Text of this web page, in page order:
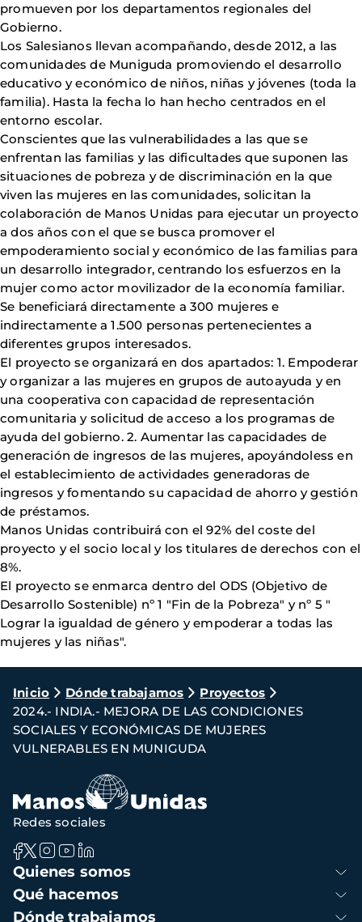
promueven por los departamentos regionales del
Gobierno.
Los Salesianos llevan acompañando, desde 2012, a las
comunidades de Muniguda promoviendo el desarrollo
educativo y económico de niños, niñas y jóvenes (toda la
familia). Hasta la fecha lo han hecho centrados en el
entorno escolar.
Conscientes que las vulnerabilidades a las que se
enfrentan las familias y las dificultades que suponen las
situaciones de pobreza y de discriminación en la que
viven las mujeres en las comunidades, solicitan la
colaboración de Manos Unidas para ejecutar un proyecto
a dos años con el que se busca promover el
empoderamiento social y económico de las familias para
un desarrollo integrador, centrando los esfuerzos en la
mujer como actor movilizador de la economía familiar.
Se beneficiará directamente a 300 mujeres e
indirectamente a 1.500 personas pertenecientes a
diferentes grupos interesados.
El proyecto se organizará en dos apartados: 1. Empoderar
y organizar a las mujeres en grupos de autoayuda y en
una cooperativa con capacidad de representación
comunitaria y solicitud de acceso a los programas de
ayuda del gobierno. 2. Aumentar las capacidades de
generación de ingresos de las mujeres, apoyándoless en
el establecimiento de actividades generadoras de
ingresos y fomentando su capacidad de ahorro y gestión
de préstamos.
Manos Unidas contribuirá con el 92% del coste del
proyecto y el socio local y los titulares de derechos con el
8%.
El proyecto se enmarca dentro del ODS (Objetivo de
Desarrollo Sostenible) nº 1 "Fin de la Pobreza" y nº 5 "
Lograr la igualdad de género y empoderar a todas las
mujeres y las niñas".
Ruta
de
navegación
Inicio Dónde trabajamos
Proyectos
2024.- INDIA.- MEJORA DE LAS CONDICIONES
SOCIALES Y ECONÓMICAS DE MUJERES
VULNERABLES EN MUNIGUDA
Navegación
principal
Quienes somos
Qué hacemos
Dónde trabajamos
Redes sociales